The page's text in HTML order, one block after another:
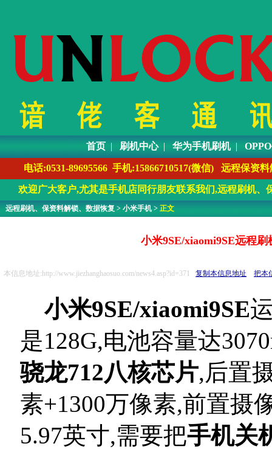
首页| 刷机中心| 华为手机刷机|
电话:0531-89695566 手机:15866710517(微信) 远程保资
欢迎广大客户,尤其是手机店同行朋友联系我们,远程刷机
远程刷机、保资料解锁、数据恢复 > 小米手机> 正文
小米9SE/xiaomi9SE远程
本信息地址:http://www.jiezhanghaosuo.com/news4.asp?id=371 复制本信息地址 把本
小米9SE/xiaomi9SE
是128G,电池容量达
骁龙712八核芯片,后置
素+1300万像素,前置摄
5.97英寸,需要把手机关